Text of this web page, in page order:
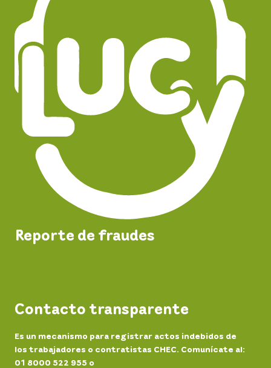
Reporte de fraudes
Contacto transparente
Es un mecanismo para registrar actos indebidos de
los trabajadores o contratistas CHEC. Comunícate al:
01 8000 522 955 o